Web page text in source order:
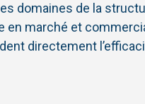
domaines de la
marché et
directement